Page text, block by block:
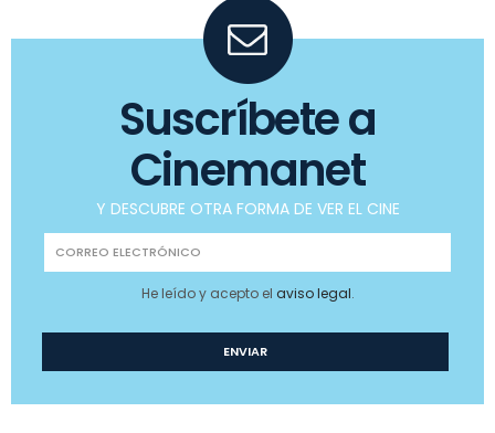
Suscríbete a
Cinemanet
Y DESCUBRE OTRA FORMA DE VER EL CINE
He leído y acepto el aviso legal.